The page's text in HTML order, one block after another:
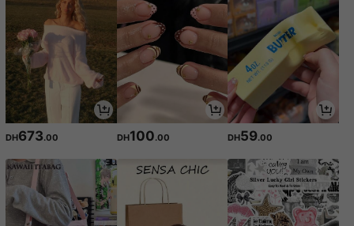
DH673.00 DH100.00 DH59.00